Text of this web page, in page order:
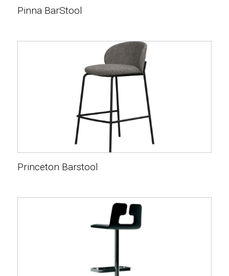
Pinna BarStool
Princeton Barstool